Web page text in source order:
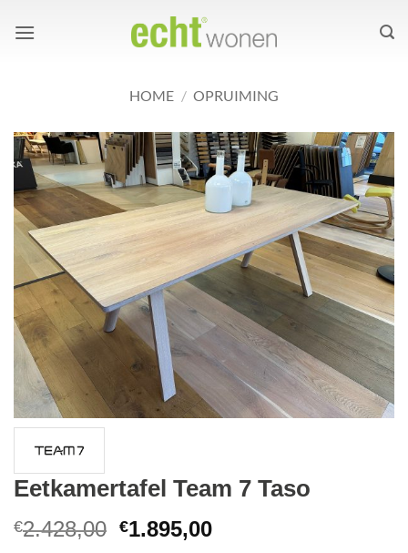
naar
HOME / OPRUIMING
Eetkamertafel Team 7 Taso
€2.428,00 Oorspronkelijke
€1.895,00Huidige